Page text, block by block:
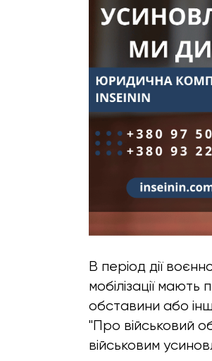
В період дії
мобілізації мають
обставини або
"Про військовий
військовим